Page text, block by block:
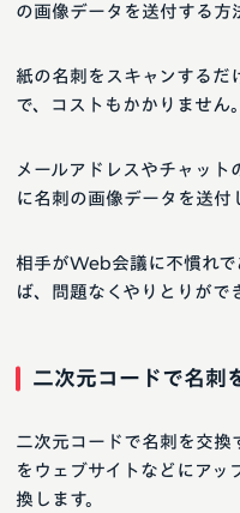
の画像データを送付する方
紙の名刺をスキャンするだ
で、コストもかかりません。
メールアドレスやチャッ
に名刺の画像データを送付
相手がWeb会議に不慣れ
ば、問題なくやりとりがで
二次元コードで名刺
二次元コードで名刺を交換
をウェブサイトなどにアッ
換します。